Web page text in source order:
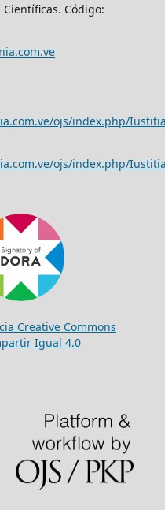
Código:
ojs/index.php/
ojs/index.php/
Creative Commons
Igual 4.0